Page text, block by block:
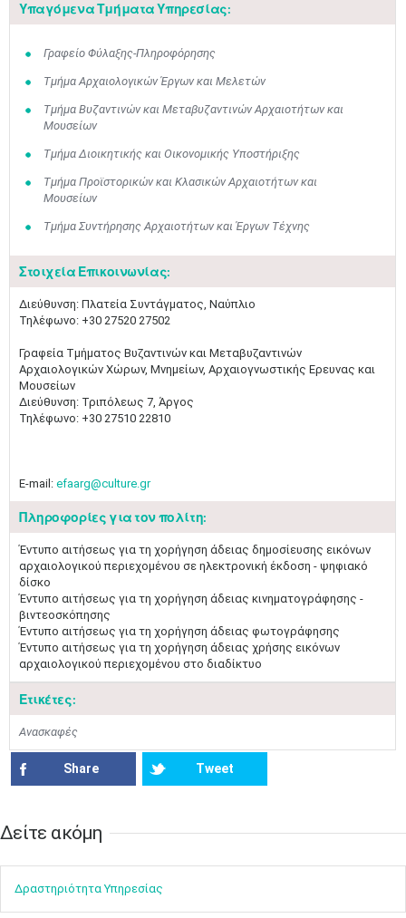
Υπαγόμενα Τμήματα Υπηρεσίας:
Γραφείο Φύλαξης-Πληροφόρησης
Τμήμα Αρχαιολογικών Έργων και Μελετών
Τμήμα Βυζαντινών και Μεταβυζαντινών Αρχαιοτήτων και
Μουσείων
Τμήμα Διοικητικής και Οικονομικής Υποστήριξης
Τμήμα Προϊστορικών και Κλασικών Αρχαιοτήτων και
Μουσείων
Τμήμα Συντήρησης Αρχαιοτήτων και Έργων Τέχνης
Στοιχεία Επικοινωνίας:
Διεύθυνση: Πλατεία Συντάγματος, Ναύπλιο
Τηλέφωνο: +30 27520 27502
Γραφεία Τμήματος Βυζαντινών και Μεταβυζαντινών
Αρχαιολογικών Χώρων, Μνημείων, Αρχαιογνωστικής Ερευνας και
Μουσείων
Διεύθυνση: Τριπόλεως 7, Άργος
Τηλέφωνο: +30 27510 22810
E-mail: efaarg@culture.gr
Πληροφορίες για τον πολίτη:
Έντυπο αιτήσεως για τη χορήγηση άδειας δημοσίευσης εικόνων
αρχαιολογικού περιεχομένου σε ηλεκτρονική έκδοση - ψηφιακό
δίσκο
Έντυπο αιτήσεως για τη χορήγηση άδειας κινηματογράφησης -
βιντεοσκόπησης
Έντυπο αιτήσεως για τη χορήγηση άδειας φωτογράφησης
Έντυπο αιτήσεως για τη χορήγηση άδειας χρήσης εικόνων
αρχαιολογικού περιεχομένου στο διαδίκτυο
Ετικέτες:
Ανασκαφές
Share Tweet
Δείτε ακόμη​​
Δραστηρ​ιότ​​ητα ​Υπηρεσίας